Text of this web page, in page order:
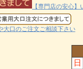
【専門店の安心
大口のご注文ご相談下さい
日